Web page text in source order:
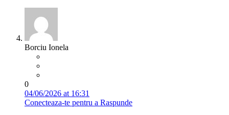
Borciu Ionela
0
04/06/2026 at 16:31
Conecteaza-te pentru a Raspunde